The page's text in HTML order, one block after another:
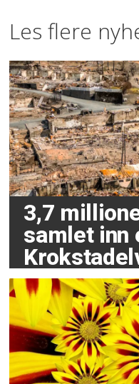
Les flere
3,7
samlet inn